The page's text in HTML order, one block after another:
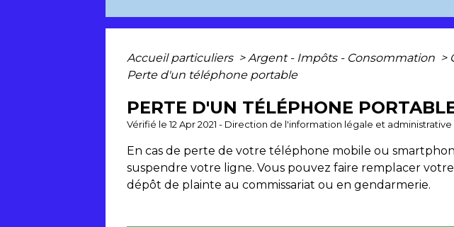
Accueil particuliers > Argent - Impôts - Consommation >
Perte d'un téléphone portable
PERTE D'UN TÉLÉPHONE
Vérifié le 12 Apr 2021 - Direction de l'information légale et
En cas de perte de votre téléphone mobile ou
suspendre votre ligne. Vous pouvez faire remplacer
dépôt de plainte au commissariat ou en gendarmerie.